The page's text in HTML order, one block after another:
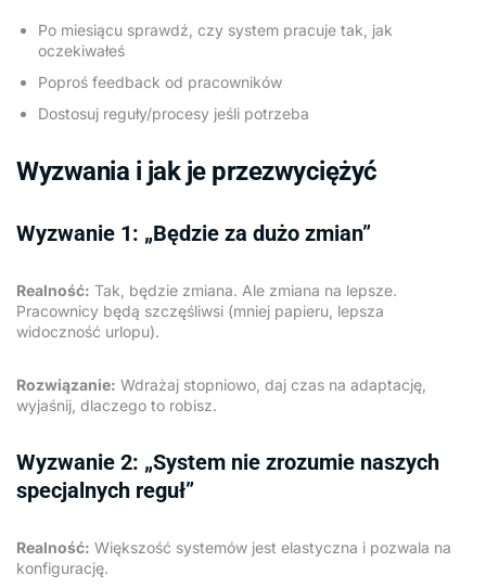
Po miesiącu sprawdź, czy system pracuje tak, jak
oczekiwałeś
Poproś feedback od pracowników
Dostosuj reguły/procesy jeśli potrzeba
Wyzwania i jak je przezwyciężyć
Wyzwanie 1: „Będzie za dużo zmian”
Realność: Tak, będzie zmiana. Ale zmiana na lepsze.
Pracownicy będą szczęśliwsi (mniej papieru, lepsza
widoczność urlopu).
Rozwiązanie: Wdrażaj stopniowo, daj czas na adaptację,
wyjaśnij, dlaczego to robisz.
Wyzwanie 2: „System nie zrozumie naszych
specjalnych reguł”
Realność: Większość systemów jest elastyczna i pozwala na
konfigurację.